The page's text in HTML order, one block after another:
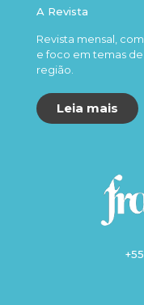
A Revista
Revista mensal,
e foco em temas
região.
Leia mais